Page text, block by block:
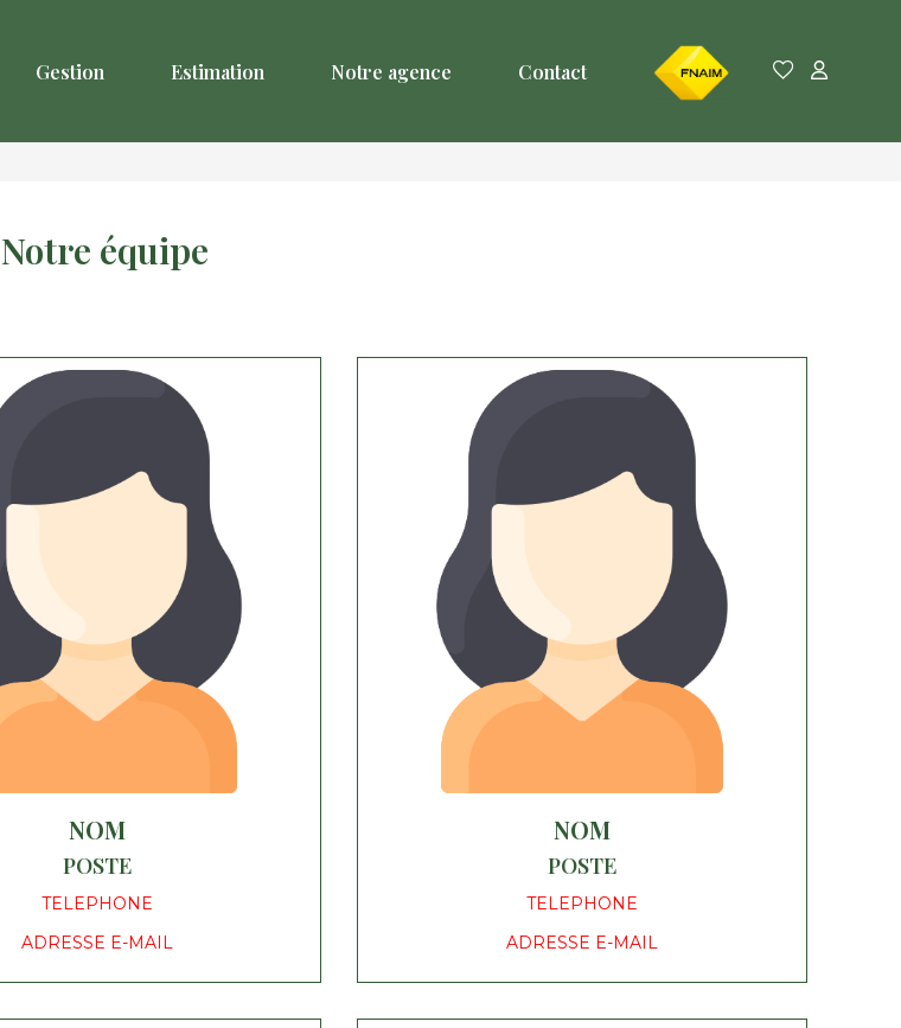
Gestion Estimation Notre agence Contact
Notre équipe
NOM
POSTE
TELEPHONE
ADRESSE E-MAIL
NOM
POSTE
TELEPHONE
ADRESSE E-MAIL